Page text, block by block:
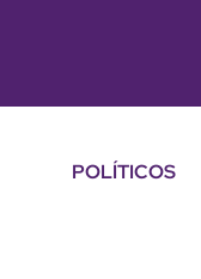
POLÍTICOS